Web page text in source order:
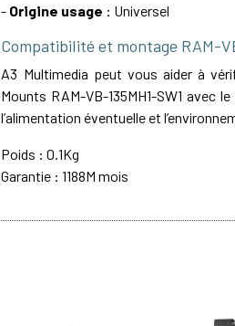
- Origine usage : Universel
Compatibilité et montage RAM-
A3 Multimedia peut vous aider à
Mounts RAM-VB-135MH1-SW1 avec
l’alimentation éventuelle et
Poids : 0.1Kg
Garantie : 1188M mois